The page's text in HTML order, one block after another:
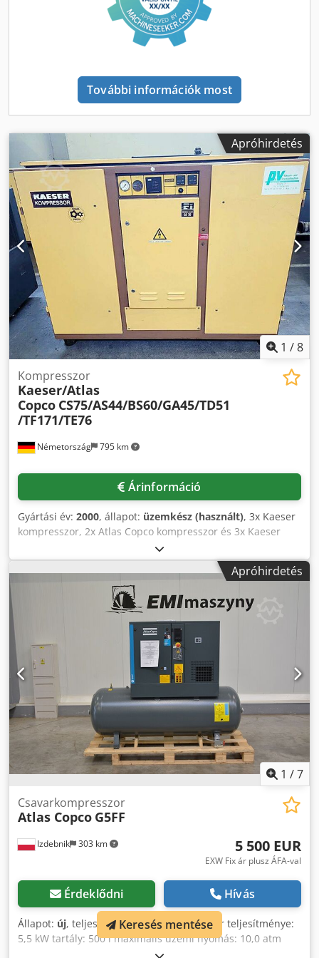
hogy költséges opciót kellene hozzáadni. Codpjt It N Sofx
Alwsrf Minden komponens közös alapkeretre szerelve,
teljesen bekábelezett és üzembehelyezésre kész
állapotban, a tartályok és csővezetékek pedig nagy
nyomásesést. A szárító akár -40°C, vagy opcionálisan -70°C
(nyomás alatti harmatpont) száraz levegőt is képes a
harmatpont-érzékelő - Tartályszigetelés - Ventilátorszűrő Új
berendezés 12 hónap jótállással a szállítás dátumától
számítva. Igény esetén akár összeszereléssel és üzembe
helyezéssel is, kedvező áron, raktárról Wettenbergből.
További információk most
Apróhirdetés
1 /8
Németország 795 km
Kompresszor
Kaeser/Atlas
Copco CS75/AS44/BS60/GA45/TD51
/TF171/TE76
Árinformáció
Gyártási év: 2000, állapot: üzemkész (használt), 3x Kaeser
kompresszor, 2x Atlas Copco kompresszor és 3x Kaeser
hűtőszárító áll rendelkezésre. 1) Kaeser CS 75
kompresszor, gyártási év: 1992, üzemi nyomás: 10bar,
üzemóra: 38265h. 2) Kaeser AS 44 kompresszor, gyártási
év: 1999, üzemi nyomás: 8,5bar, üzemóra: 41564h. 3)
Kaeser BS 60 kompresszor, gyártási év: 1983, üzemi
nyomás: 7,5bar, üzemóra: 50674h. 4) Atlas Copco GA 45
kompresszor, gyártási év: 1990, üzemi nyomás: 10bar,
üzemóra: 26831h. 5) Atlas Copco GA 45 kompresszor,
gyártási év: 1990, üzemi nyomás: 10bar, üzemóra: 52447h.
6) Hűtőszárító Kaeser TD 51, gyártási év: 1997, hűtőközeg:
R22. 7) Hűtőszárító Kaeser TF 171, gyártási év: 2000,
hűtőközeg: R134a. 8) Kaeser TE 76 hűtőszárító, gyártási év:
1996, hűtőközeg: R22. Rendelkezésre álló dokumentáció.
Helyszíni szemle lehetséges. Crjdpfeulkvdsx Alwof
Apróhirdetés
1 /7
Izdebnik 303 km
Csavarkompresszor
Atlas Copco G5FF
5 500 EUR
EXW Fix ár plusz ÁFA-val
Érdeklődni Hívás
Állapot: új, teljesítmény: 780 l/perc főmotor teljesítménye:
5,5 kW tartály: 500 l maximális üzemi nyomás: 10,0 atm
beépített hűtőszárító a kompresszor működési
Keresés mentése